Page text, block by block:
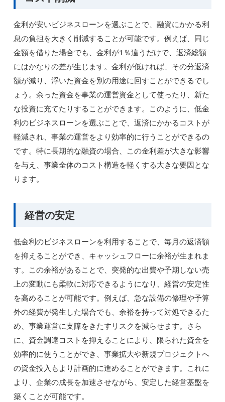
金利が安いビジネスローンを選ぶことで、融資にかかる利
息の負担を大きく削減することが可能です。例えば、同じ
金額を借りた場合でも、金利が1％違うだけで、返済総額
にはかなりの差が生じます。金利が低ければ、その分返済
額が減り、浮いた資金を別の用途に回すことができるでし
ょう。余った資金を事業の運営資金として使ったり、新た
な投資に充てたりすることができます。このように、低金
利のビジネスローンを選ぶことで、返済にかかるコストが
軽減され、事業の運営をより効率的に行うことができるの
です。特に長期的な融資の場合、この金利差が大きな影響
を与え、事業全体のコスト構造を軽くする大きな要因とな
ります。
経営の安定
低金利のビジネスローンを利用することで、毎月の返済額
を抑えることができ、キャッシュフローに余裕が生まれま
す。この余裕があることで、突発的な出費や予期しない売
上の変動にも柔軟に対応できるようになり、経営の安定性
を高めることが可能です。例えば、急な設備の修理や予算
外の経費が発生した場合でも、余裕を持って対処できるた
め、事業運営に支障をきたすリスクを減らせます。さら
に、資金調達コストを抑えることにより、限られた資金を
効率的に使うことができ、事業拡大や新規プロジェクトへ
の資金投入もより計画的に進めることができます。これに
より、企業の成長を加速させながら、安定した経営基盤を
築くことが可能です。